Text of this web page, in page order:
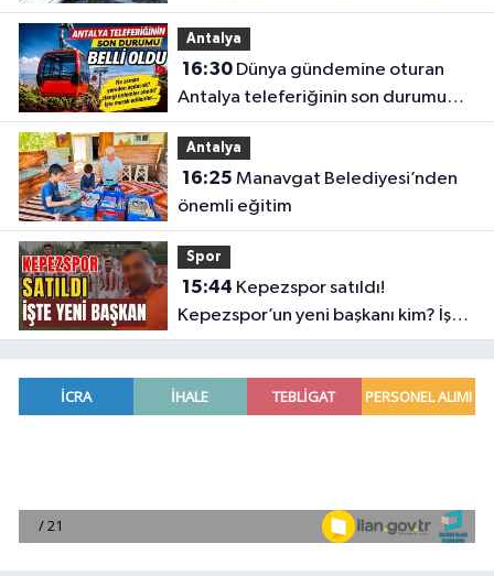
destek
Antalya
16:30Dünya gündemine oturan
Antalya teleferiğinin son durumu
belli oldu
Antalya
16:25
önemli eğitim
Spor
15:44
Kepezspor’un yeni başkanı kim? İşte
yeni başkan